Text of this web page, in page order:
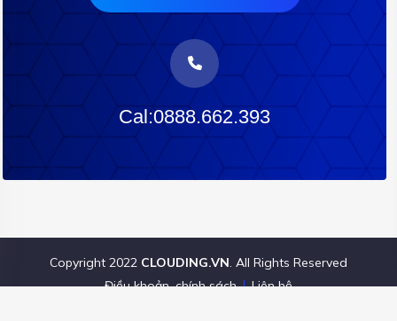
Cal:0888.662.393
Copyright 2022 CLOUDING.VN. All Rights Reserved
Điều khoản, chính sách
Liên hệ